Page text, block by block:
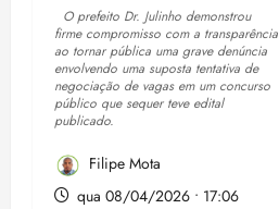
O prefeito Dr. Julinho demonstrou
firme compromisso com a transparência
ao tornar pública uma grave denúncia
envolvendo uma suposta tentativa de
negociação de vagas em um concurso
público que sequer teve edital
publicado.
Filipe Mota
qua 08/04/2026 • 17:06